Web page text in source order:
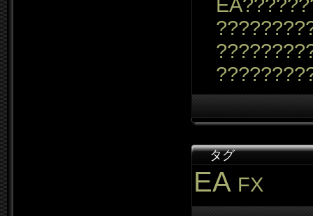
タグ
EA FX